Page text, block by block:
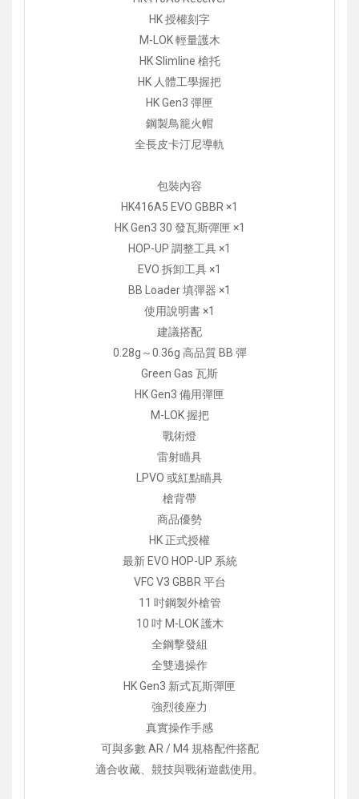
HK 授權刻字
M-LOK 輕量護木
HK Slimline 槍托
HK 人體工學握把
HK Gen3 彈匣
鋼製鳥籠火帽
全長皮卡汀尼導軌
包裝內容
HK416A5 EVO GBBR ×1
HK Gen3 30 發瓦斯彈匣 ×1
HOP-UP 調整工具 ×1
EVO 拆卸工具 ×1
BB Loader 填彈器 ×1
使用說明書 ×1
建議搭配
0.28g～0.36g 高品質 BB 彈
Green Gas 瓦斯
HK Gen3 備用彈匣
M-LOK 握把
戰術燈
雷射瞄具
LPVO 或紅點瞄具
槍背帶
商品優勢
HK 正式授權
最新 EVO HOP-UP 系統
VFC V3 GBBR 平台
11 吋鋼製外槍管
10 吋 M-LOK 護木
全鋼擊發組
全雙邊操作
HK Gen3 新式瓦斯彈匣
強烈後座力
真實操作手感
可與多數 AR / M4 規格配件搭配
適合收藏、競技與戰術遊戲使用。